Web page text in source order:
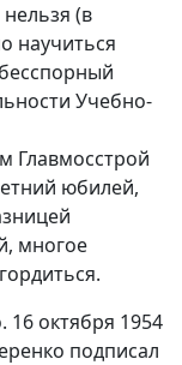
(в
научиться
Учебно-
Главмосстрой
юбилей,
многое
16 октября 1954
подписал